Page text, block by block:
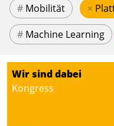
# Mobilität ×
# Machine Learning
Wir sind dabei
Kongress